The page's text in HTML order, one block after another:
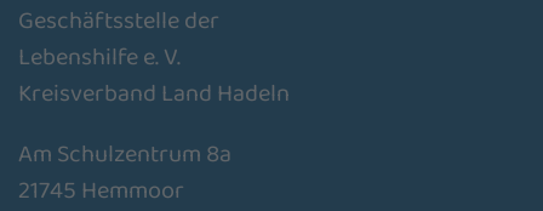
Geschäftsstelle der
Lebenshilfe e. V.
Kreisverband Land Hadeln
Am Schulzentrum 8a
21745 Hemmoor